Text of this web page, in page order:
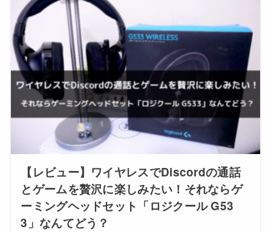
【レビュー】ワイヤレスでDiscordの通話
とゲームを贅沢に楽しみたい！それならゲ
ーミングヘッドセット「ロジクール G53
3」なんてどう？